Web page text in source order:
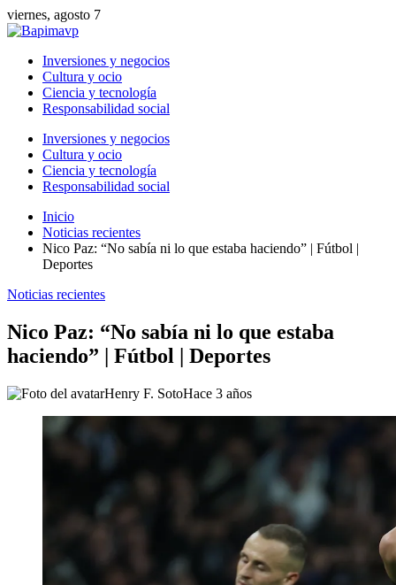
viernes, agosto 7
Inversiones y negocios
Cultura y ocio
Ciencia y tecnología
Responsabilidad social
Inversiones y negocios
Cultura y ocio
Ciencia y tecnología
Responsabilidad social
Inicio
Noticias recientes
Nico Paz: “No sabía ni lo que estaba haciendo” | Fútbol |
Deportes
Noticias recientes
Nico Paz: “No sabía ni lo que estaba
haciendo” | Fútbol | Deportes
Henry F. SotoHace 3 años